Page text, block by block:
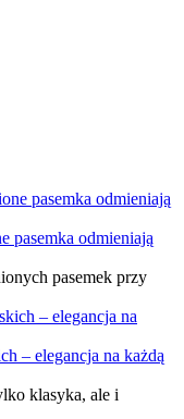
pasemka odmieniają
pasemek przy
– elegancja na każdą
klasyka, ale i